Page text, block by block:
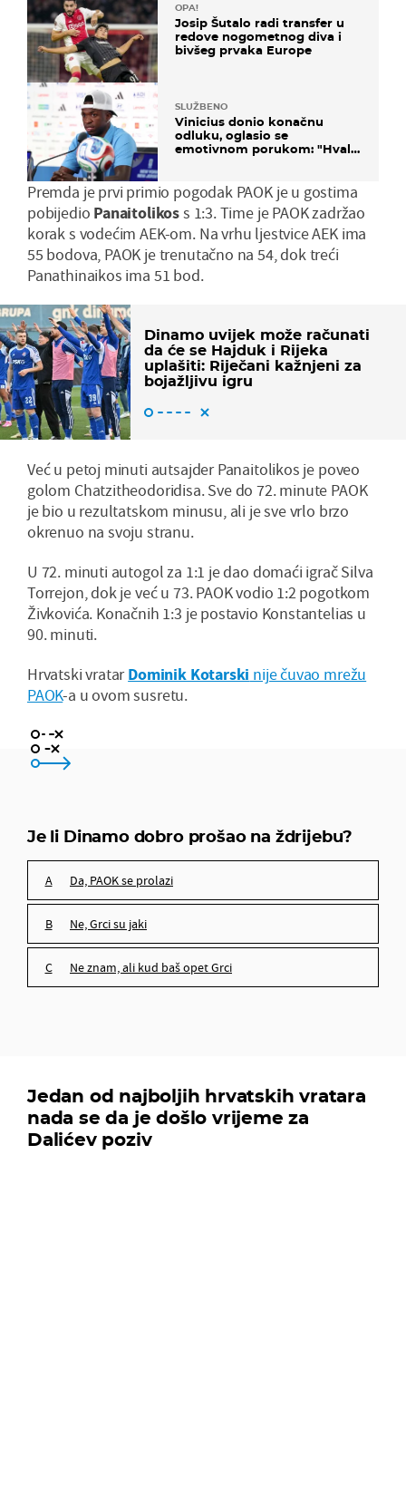
OPA!
Josip Šutalo radi transfer u
redove nogometnog diva i
bivšeg prvaka Europe
SLUŽBENO
Vinicius donio konačnu
odluku, oglasio se
emotivnom porukom: "Hvala
Premda je prvi primio pogodak PAOK je u gostima
pobijedio Panaitolikoss 1:3. Time je PAOK zadržao
korak s vodećim AEK-om. Na vrhu ljestvice AEK ima
55 bodova, PAOK je trenutačno na 54, dok treći
Panathinaikos ima 51 bod.
Dinamo uvijek može računati
da će se Hajduk i Rijeka
uplašiti: Riječani kažnjeni za
bojažljivu igru
Već u petoj minuti autsajder Panaitolikos je poveo
golom Chatzitheodoridisa. Sve do 72. minute PAOK
je bio u rezultatskom minusu, ali je sve vrlo brzo
okrenuo na svoju stranu.
U 72. minuti autogol za 1:1 je dao domaći igrač Silva
Torrejon, dok je već u 73. PAOK vodio 1:2 pogotkom
Živkovića. Konačnih 1:3 je postavio Konstantelias u
90. minuti.
Hrvatski vratarDominik Kotarski nije čuvao mrežu
PAOK-a u ovom susretu.
Je li Dinamo dobro prošao na ždrijebu?
da, PAOK se prolazi
ne, Grci su jaki
ne znam, ali kud baš opet Grci
Jedan od najboljih hrvatskih vratara
nada se da je došlo vrijeme za
Dalićev poziv